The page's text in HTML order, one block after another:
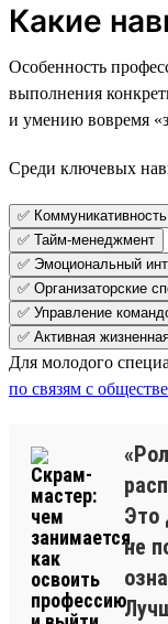
Какие
Особенность
выполнения
и умению вовремя
Среди ключевых
✅ Коммуникативность
✅ Тайм-менеджмент
✅ Эмоциональный
✅ Организаторские
✅ Управление
✅ Активная
Для молодого
по связям с
Это
не